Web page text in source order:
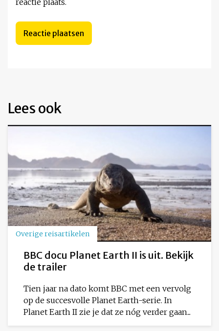
reactie plaats.
Lees ook
Overige reisartikelen
BBC docu Planet Earth II is uit. Bekijk
de trailer
Tien jaar na dato komt BBC met een vervolg
op de succesvolle Planet Earth-serie. In
Planet Earth II zie je dat ze nóg verder gaan...